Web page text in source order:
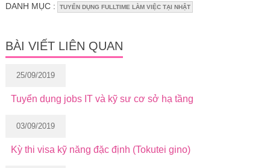
DANH MỤC : TUYỂN DỤNG FULLTIME LÀM VIỆC TẠI NHẬT
BÀI VIẾT LIÊN QUAN
25/09/2019
Tuyển dụng jobs IT và kỹ sư cơ sở hạ tầng
03/09/2019
Kỳ thi visa kỹ năng đặc định (Tokutei gino)